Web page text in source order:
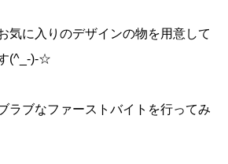
気に入りのデザインの物を用意して
(^_-)-☆
ラブなファーストバイトを行ってみ